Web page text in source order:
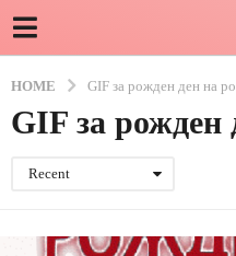
HOME GIF за рожден ден на
GIF за рожден
Recent